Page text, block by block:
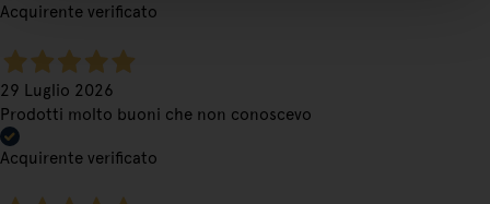
Acquirente verificato
29 Luglio 2026
Prodotti molto buoni che non conoscevo
Acquirente verificato